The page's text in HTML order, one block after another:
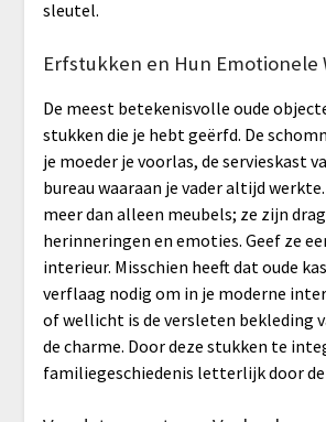
sleutel.
Erfstukken en Hun Emotionele
De meest betekenisvolle oude
stukken die je hebt geërfd. De
je moeder je voorlas, de servieskast
bureau waaraan je vader altijd
meer dan alleen meubels; ze zijn
herinneringen en emoties. Geef ze
interieur. Misschien heeft dat oude
verflaag nodig om in je moderne
of wellicht is de versleten bekleding
de charme. Door deze stukken te
familiegeschiedenis letterlijk door de